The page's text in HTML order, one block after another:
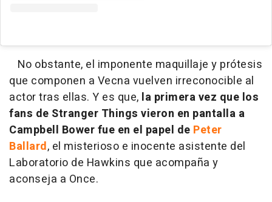
No obstante, el imponente maquillaje y prótesis
que componen a Vecna vuelven irreconocible al
actor tras ellas. Y es que, la primera vez que los
fans de Stranger Things vieron en pantalla a
Campbell Bower fue en el papel de Peter
Ballard, el misterioso e inocente asistente del
Laboratorio de Hawkins que acompaña y
aconseja a Once.